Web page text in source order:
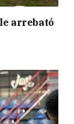
arrebató